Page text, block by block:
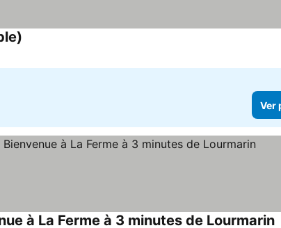
Ver
à La Ferme à 3 minutes de Lourmarin